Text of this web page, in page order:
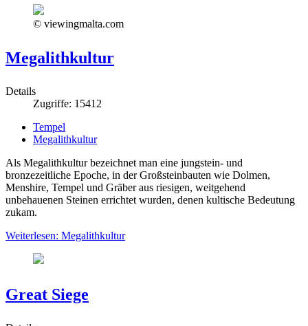
© viewingmalta.com
Megalithkultur
Details
Zugriffe: 15412
Tempel
Megalithkultur
Als Megalithkultur bezeichnet man eine jungstein- und
bronzezeitliche Epoche, in der Großsteinbauten wie Dolmen,
Menshire, Tempel und Gräber aus riesigen, weitgehend
unbehauenen Steinen errichtet wurden, denen kultische Bedeutung
zukam.
Weiterlesen: Megalithkultur
Great Siege